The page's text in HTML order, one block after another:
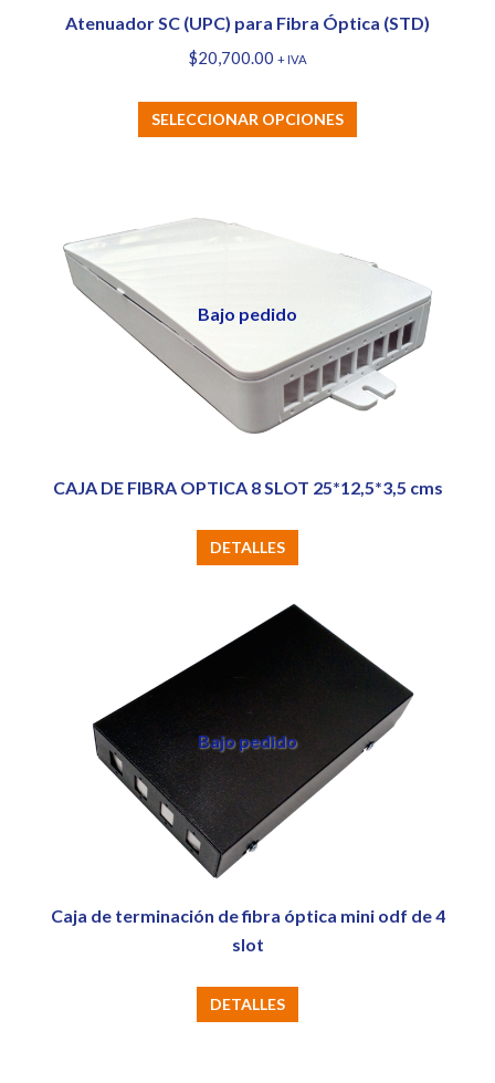
Atenuador SC (UPC) para Fibra Óptica (STD)
$20,700.00 + IVA
SELECCIONAR OPCIONES
Las
opciones
se
pueden
elegir
en
de
Bajo pedido
CAJA DE FIBRA OPTICA 8 SLOT 25*12,5*3,5 cms
DETALLES
Bajo pedido
Caja de terminación de fibra óptica mini odf de 4
slot
DETALLES